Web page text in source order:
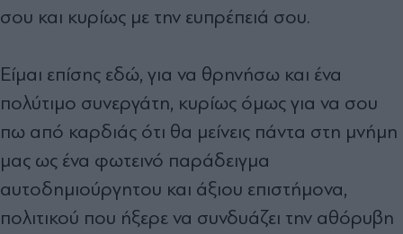
σου και κυρίως με την ευπρέπειά σου.
Είμαι επίσης εδώ, για να θρηνήσω και ένα
πολύτιμο συνεργάτη, κυρίως όμως για να σου
πω από καρδιάς ότι θα μείνεις πάντα στη μνήμη
μας ως ένα φωτεινό παράδειγμα
αυτοδημιούργητου και άξιου επιστήμονα,
πολιτικού που ήξερε να συνδυάζει την αθόρυβη